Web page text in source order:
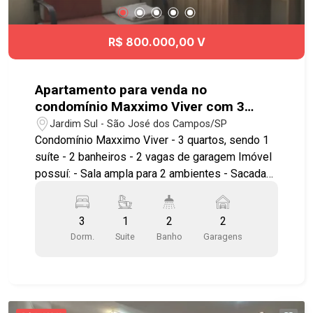
R$ 800.000,00 V
Apartamento para venda no
condomínio Maxximo Viver com 3
quartos sendo 1 suíte - 88 m² - No
bairro Jardim Sul - SJC
Jardim Sul - São José dos Campos/SP
Condomínio Maxximo Viver - 3 quartos, sendo 1
suíte - 2 banheiros - 2 vagas de garagem Imóvel
possuí: - Sala ampla para 2 ambientes - Sacada
móveis sob medida - Ambientes totalmente
planejados - Área de serviço funcional Lazer
conta com: - Piscina adulto aquecida com duas
Brinquedoteca - Salão de festa infantil - Salão de
3
Dorm.
1
Suite
2
Banho
2
Garagens